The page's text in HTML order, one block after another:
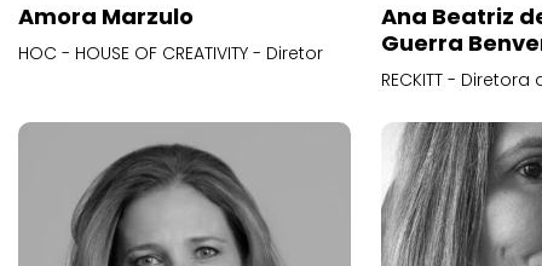
Amora Marzulo
HOC - HOUSE OF CREATIVITY - Diretor
Ana Beatriz
Guerra
RECKITT -